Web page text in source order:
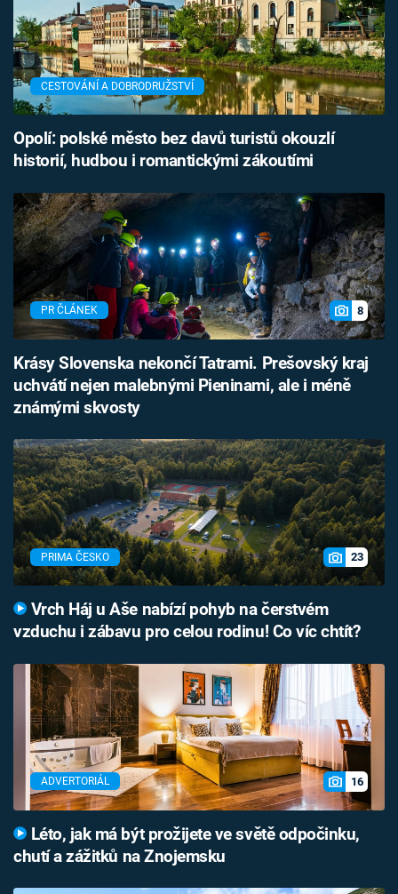
CESTOVÁNÍ A DOBRODRUŽSTVÍ
Opolí: polské město bez davů turistů okouzlí
historií, hudbou i romantickými zákoutími
PR ČLÁNEK 8
Krásy Slovenska nekončí Tatrami. Prešovský kraj
uchvátí nejen malebnými Pieninami, ale i méně
známými skvosty
PRIMA ČESKO 23
Vrch Háj u Aše nabízí pohyb na čerstvém
vzduchu i zábavu pro celou rodinu! Co víc chtít?
ADVERTORIÁL 16
Léto, jak má být prožijete ve světě odpočinku,
chutí a zážitků na Znojemsku